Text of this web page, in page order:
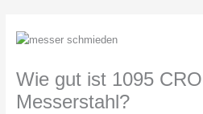
Wie gut ist 1095
Messerstahl?